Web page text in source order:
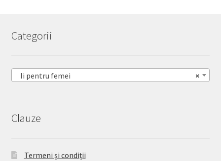
Categorii
×
Ii pentru femei
Clauze
Termeni şi condiţii